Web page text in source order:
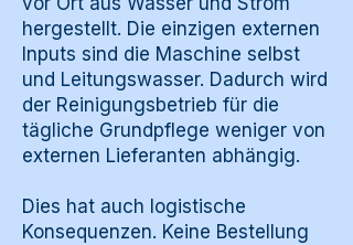
hergestellt. Die einzigen externen
Inputs sind die Maschine selbst
und Leitungswasser. Dadurch wird
der Reinigungsbetrieb für die
tägliche Grundpflege weniger von
externen Lieferanten abhängig.
Dies hat auch logistische
Konsequenzen. Keine Bestellung